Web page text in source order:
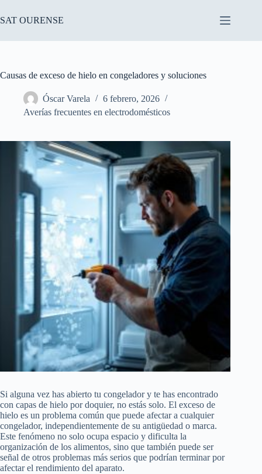
al
contenido
SAT OURENSE
Causas de exceso de hielo en congeladores y soluciones
Óscar Varela
6 febrero, 2026
Averías frecuentes en electrodomésticos
Si alguna vez has abierto tu congelador y te has encontrado
con capas de hielo por doquier, no estás solo. El exceso de
hielo es un problema común que puede afectar a cualquier
congelador, independientemente de su antigüedad o marca.
Este fenómeno no solo ocupa espacio y dificulta la
organización de los alimentos, sino que también puede ser
señal de otros problemas más serios que podrían terminar por
afectar el rendimiento del aparato.